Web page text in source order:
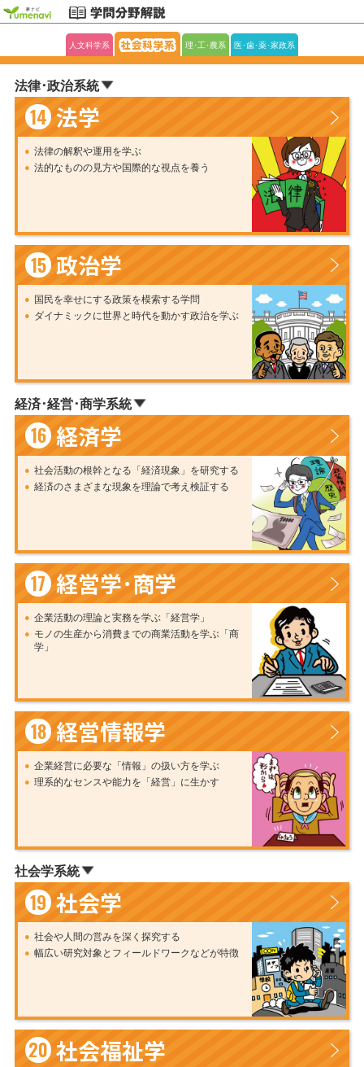
人文科学系 理･工･農系 医･歯･薬･家政系
法律･政治系統
14 法学
法律の解釈や運用を学ぶ
法的なものの見方や国際的な視点を養う
15 政治学
国民を幸せにする政策を模索する学問
ダイナミックに世界と時代を動かす政治を学ぶ
経済･経営･商学系統
16 経済学
社会活動の根幹となる「経済現象」を研究する
経済のさまざまな現象を理論で考え検証する
17 経営学･商学
企業活動の理論と実務を学ぶ「経営学」
モノの生産から消費までの商業活動を学ぶ「商
学」
18 経営情報学
企業経営に必要な「情報」の扱い方を学ぶ
理系的なセンスや能力を「経営」に生かす
社会学系統
19 社会学
社会や人間の営みを深く探究する
幅広い研究対象とフィールドワークなどが特徴
20 社会福祉学